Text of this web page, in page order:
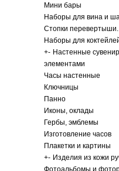
Мини бары
Наборы для вина и
Стопки перевертыши.
Наборы для
+- Настенные
элементами
Часы настенные
Ключницы
Панно
Иконы, оклады
Гербы, эмблемы
Изготовление часов
Плакетки и картины
+- Изделия из кожи
Фотоальбомы и